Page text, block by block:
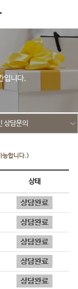
능합니다.)
상담문의
상태